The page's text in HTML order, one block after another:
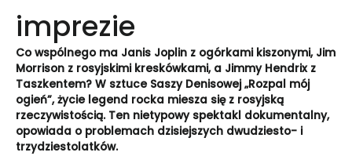
imprezie
Co wspólnego ma Janis Joplin z ogórkami kiszonymi, Jim
Morrison z rosyjskimi kreskówkami, a Jimmy Hendrix z
Taszkentem? W sztuce Saszy Denisowej „Rozpal mój
ogień”, życie legend rocka miesza się z rosyjską
rzeczywistością. Ten nietypowy spektakl dokumentalny,
opowiada o problemach dzisiejszych dwudziesto- i
trzydziestolatków.